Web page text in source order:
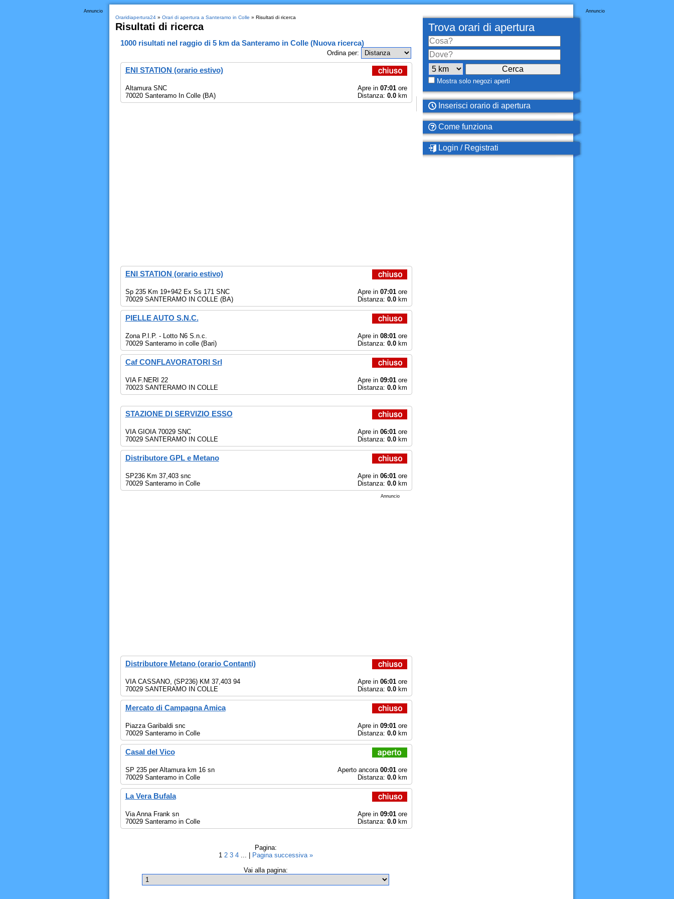
Annuncio
Oraridiapertura24» Orari di apertura a Santeramo in Colle » Risultati di ricerca
Risultati di ricerca
1000risultati nel raggio di 5 kmdaSanteramo in Colle (Nuova ricerca)
Ordina per:
ENI STATION (orario estivo)
Altamura SNC
70020 Santeramo In Colle (BA)
Apre in 07:01ore
Distanza: 0.0km
ENI STATION (orario estivo)
Sp 235 Km 19+942 Ex Ss 171 SNC
70029 SANTERAMO IN COLLE (BA)
Apre in 07:01ore
Distanza: 0.0km
PIELLE AUTO S.N.C.
Zona P.I.P. - Lotto N6 S.n.c.
70029 Santeramo in colle (Bari)
Apre in 08:01ore
Distanza: 0.0km
Caf CONFLAVORATORI Srl
VIA F.NERI 22
70023 SANTERAMO IN COLLE
Apre in 09:01ore
Distanza: 0.0km
STAZIONE DI SERVIZIO ESSO
VIA GIOIA 70029 SNC
70029 SANTERAMO IN COLLE
Apre in 06:01ore
Distanza: 0.0km
Distributore GPL e Metano
SP236 Km 37,403 snc
70029 Santeramo in Colle
Apre in 06:01ore
Distanza: 0.0km
Annuncio
Distributore Metano (orario Contanti)
VIA CASSANO, (SP236) KM 37,403 94
70029 SANTERAMO IN COLLE
Apre in 06:01ore
Distanza: 0.0km
Mercato di Campagna Amica
Piazza Garibaldi snc
70029 Santeramo in Colle
Apre in 09:01ore
Distanza: 0.0km
Casal del Vico
SP 235 per Altamura km 16 sn
70029 Santeramo in Colle
Aperto ancora 00:01ore
Distanza: 0.0km
La Vera Bufala
Via Anna Frank sn
70029 Santeramo in Colle
Apre in 09:01ore
Distanza: 0.0km
Pagina:
1 2 3 4 ... |
Pagina successiva »
Vai alla pagina:
Annuncio
Trova orari di apertura
Mostra solo negozi aperti
Inserisci orario di apertura
Come funziona
Login / Registrati